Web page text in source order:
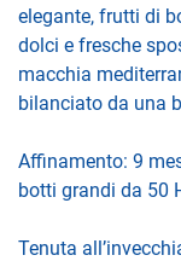
elegante, frutti di
dolci e fresche
macchia
bilanciato da una
Affinamento: 9
botti grandi da 50
Tenuta